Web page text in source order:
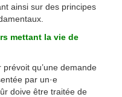
ainsi sur des principes
mettant la vie de
qu’une demande
par un·e
doive être traitée de